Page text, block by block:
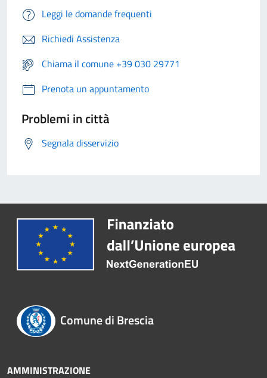
Leggi le domande frequenti
Richiedi Assistenza
Chiama il comune +39 030 29771
Prenota un appuntamento
Problemi in città
Segnala disservizio
Comune di Brescia
AMMINISTRAZIONE